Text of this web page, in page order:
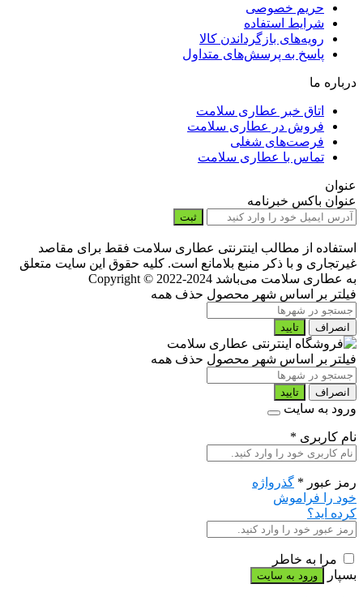
حریم خصوصی
شرایط استفاده
رویه‌های بازگرداندن کالا
پاسخ به پرسش‌های متداول
درباره ما
اتاق خبر عطاری سلامت
فروش در عطاری سلامت
فرصت‌های شغلی
تماس با عطاری سلامت
عنوان
عنوان باکس خبرنامه
ثبت
استفاده از مطالب اینترنتی عطاری سلامت فقط برای مقاصد
غیرتجاری و با ذکر منبع بلامانع است. کلیه حقوق این سایت متعلق
به عطاری سلامت می‌باشد Copyright © 2022-2024
فیلتر بر اساس شهر محصول حذف همه
انصراف تایید
فیلتر بر اساس شهر محصول حذف همه
انصراف تایید
ورود به سایت
نام کاربری *
رمز عبور * گذرواژه
خود را فراموش
کرده اید؟
مرا به خاطر
بسپار